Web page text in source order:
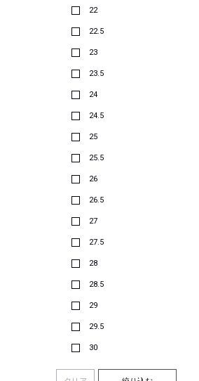
22
22.5
23
23.5
24
24.5
25
25.5
26
26.5
27
27.5
28
28.5
29
29.5
30